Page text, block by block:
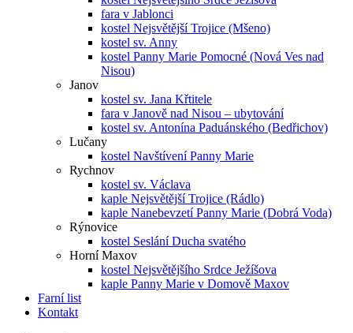
fara v Jablonci
kostel Nejsvětější Trojice (Mšeno)
kostel sv. Anny
kostel Panny Marie Pomocné (Nová Ves nad
Nisou)
Janov
kostel sv. Jana Křtitele
fara v Janově nad Nisou – ubytování
kostel sv. Antonína Paduánského (Bedřichov)
Lučany
kostel Navštívení Panny Marie
Rychnov
kostel sv. Václava
kaple Nejsvětější Trojice (Rádlo)
kaple Nanebevzetí Panny Marie (Dobrá Voda)
Rýnovice
kostel Seslání Ducha svatého
Horní Maxov
kostel Nejsvětějšího Srdce Ježíšova
kaple Panny Marie v Domově Maxov
Farní list
Kontakt